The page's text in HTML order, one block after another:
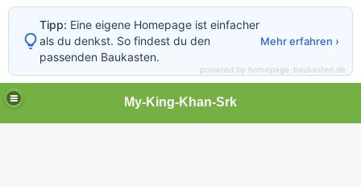
My-King-Khan-Srk
Tipp: Eine eigene Homepage ist einfacher
als du denkst. So findest du den
passenden Baukasten.
Mehr erfahren ›
powered by homepage-baukasten.de